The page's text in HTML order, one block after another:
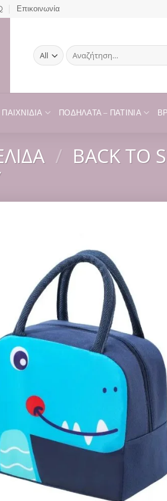
Επικοινωνία
Αναζήτηση
για:
ΠΑΙΧΝΊΔΙΑ ΠΟΔΉΛΑΤΑ – ΠΑΤΊΝΙΑ
/ BACK TO